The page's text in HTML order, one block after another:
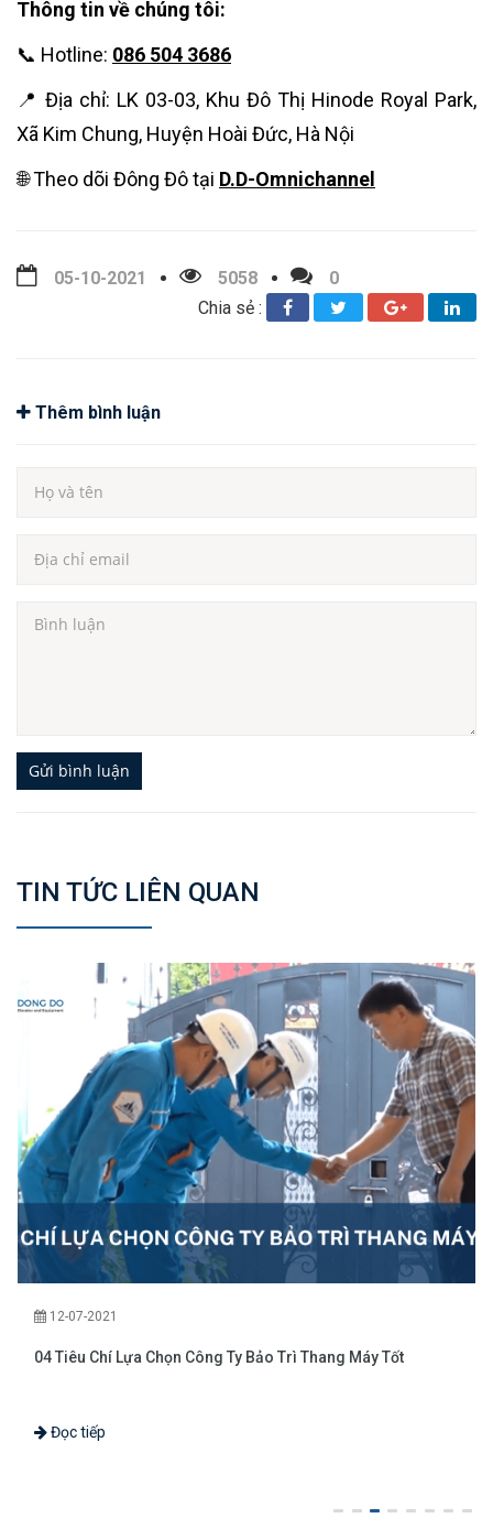
Thông tin về chúng tôi:
📞 Hotline: 086 504 3686
📍 Địa chỉ: LK 03-03, Khu Đô Thị Hinode Royal Park,
Xã Kim Chung, Huyện Hoài Đức, Hà Nội
🌐 Theo dõi Đông Đô tại D.D-Omnichannel
05-10-2021 5058
0
Chia sẻ :
Thêm bình luận
Gửi bình luận
TIN TỨC LIÊN QUAN
12-07-2021
04 Tiêu Chí Lựa Chọn Công Ty Bảo Trì Thang Máy Tốt
Đọc tiếp